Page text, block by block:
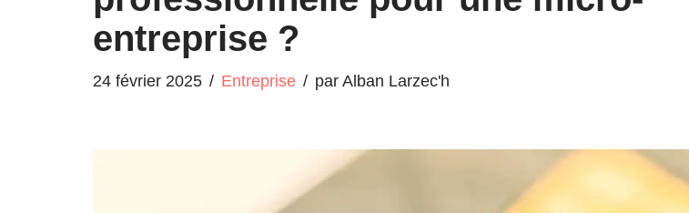
entreprise ?
24 février 2025 Entreprise par Alban Larzec'h